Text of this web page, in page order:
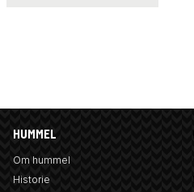
HUMMEL
Om hummel
Historie